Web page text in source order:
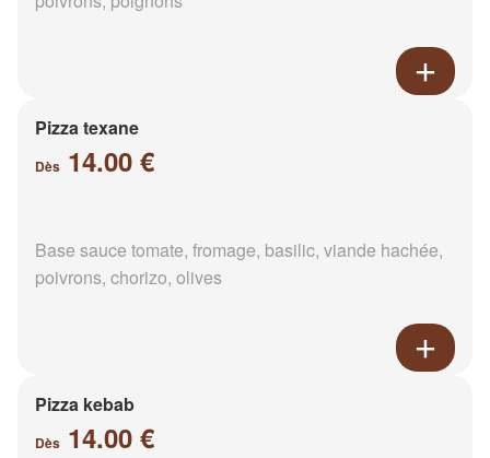
Pizza texane
Dès 14.00 €
Base sauce tomate, fromage, basilic, viande hachée,
poivrons, chorizo, olives
Pizza kebab
Dès 14.00 €